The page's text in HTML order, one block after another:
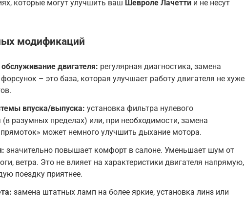
которые могут улучшить ваш Шевроле Лачетти и не несут
модификаций
двигателя: регулярная диагностика, замена
– это база, которая улучшает работу двигателя не хуже
впуска/выпуска: установка фильтра нулевого
(в разумных пределах) или, при необходимости, замена
может немного улучшить дыхание мотора.
значительно повышает комфорт в салоне. Уменьшает шум от
ветра. Это не влияет на характеристики двигателя напрямую,
поездку приятнее.
замена штатных ламп на более яркие, установка линз или